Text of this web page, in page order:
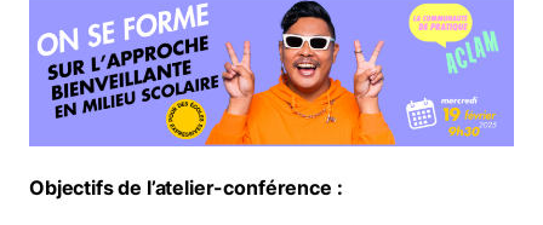
Faire un don
Objectifs de l’atelier-conférence :